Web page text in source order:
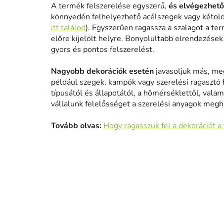
A termék felszerelése egyszerű, és
könnyedén felhelyezhető acélszegek vagy
itt találod). Egyszerűen ragassza a szalagot a
előre kijelölt helyre. Bonyolultabb
gyors és pontos felszerelést.
Nagyobb dekorációk esetén javasoljuk más,
például szegek, kampók vagy szerelési
típusától és állapotától, a hőmérséklettől,
vállalunk felelősséget a szerelési anyagok
Tovább olvas: Hogy ragasszuk fel a dekorációt